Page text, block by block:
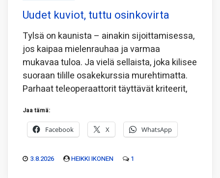
Uudet kuviot, tuttu osinkovirta
Tylsä on kaunista – ainakin sijoittamisessa,
jos kaipaa mielenrauhaa ja varmaa
mukavaa tuloa. Ja vielä sellaista, joka kilisee
suoraan tilille osakekurssia murehtimatta.
Parhaat teleoperaattorit täyttävät kriteerit,
Jaa tämä:
Facebook X WhatsApp
3.8.2026 HEIKKI IKONEN 1